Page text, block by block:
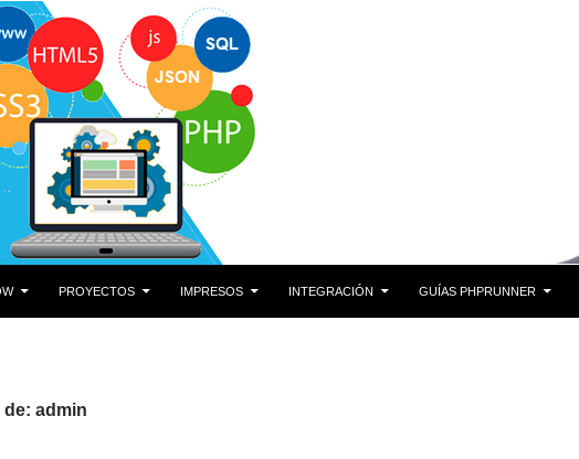
PROYECTOS IMPRESOS INTEGRACIÓN GUÍAS PHPRUNNER
admin